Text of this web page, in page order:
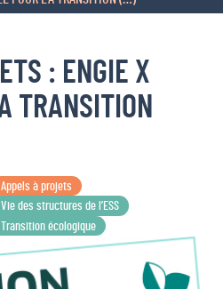
: ENGIE X
TRANSITION
Appels à projets
Vie des structures de l’ESS
Transition écologique